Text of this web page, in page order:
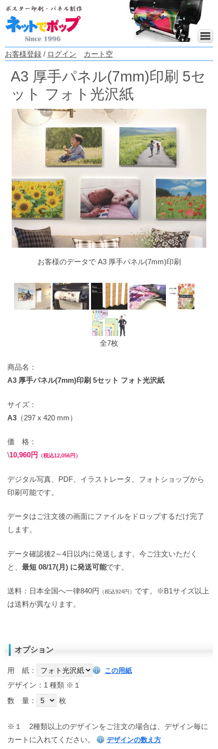
お客様登録 / ログイン カート空
A3 厚手パネル(7mm)印刷 5セ
ット フォト光沢紙
お客様のデータで A3 厚手パネル(7mm)印刷
全7枚
商品名：
A3 厚手パネル(7mm)印刷 5セット フォト光沢紙
サイズ：
A3 （297 x 420 mm）
価 格：
\10,960円 （税込12,056円）
デジタル写真、PDF、イラストレータ、フォトショップから
印刷可能です。
データはご注文後の画面にファイルをドロップするだけ完了
します。
データ確認後2～4日以内に発送します。今ご注文いただく
と、 最短 08/17(月) に発送可能です。
送料：日本全国へ一律840円 （税込924円） です。※B1サイズ以上
は送料が異なります。
オプション
用 紙： この用紙
デザイン：1 種類 ※１
数 量：
枚
※１
2種類以上のデザインをご注文の場合は、デザイン毎に
カートに入れてください。
デザインの数え方